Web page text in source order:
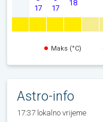
17 17
18
Maks (°C)
Astro-info
17:37 lokalno vrijeme